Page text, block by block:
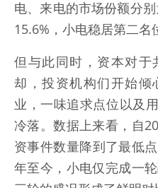
电、来电的市场份额分
15.6%，小电稳居第二名
但与此同时，资本对于
却，投资机构们开始倾
业，一味追求点位以及
冷落。数据上来看，自
资事件数量降到了最低
年至今，小电仅完成一